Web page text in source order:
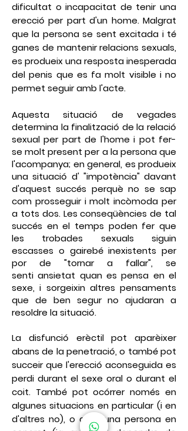
dificultat o incapacitat de tenir una
erecció per part d'un home. Malgrat
que la persona se sent excitada i té
ganes de mantenir relacions sexuals,
es produeix una resposta inesperada
del penis que es fa molt visible i no
permet seguir amb l'acte.
Aquesta situació de vegades
determina la finalització de la relació
sexual per part de l'home i pot fer-
se molt present per a la persona que
l'acompanya; en general, es produeix
una situació d' "impotència" davant
d'aquest succés perquè no se sap
com prosseguir i molt incòmoda per
a tots dos. Les conseqüències de tal
succés en el temps poden fer que
les trobades sexuals siguin
escasses o gairebé inexistents per
por de "tornar a fallar", se
senti ansietat quan es pensa en el
sexe, i sorgeixin altres pensaments
que de ben segur no ajudaran a
resoldre la situació.
La disfunció erèctilpot aparèixer
abans de la penetració, o també pot
succeir que l'erecció aconseguida es
perdi durant el sexe oral o durant el
coit. També pot ocórrer només en
algunes situacions en particular (i en
d'altres no), o amb una persona en